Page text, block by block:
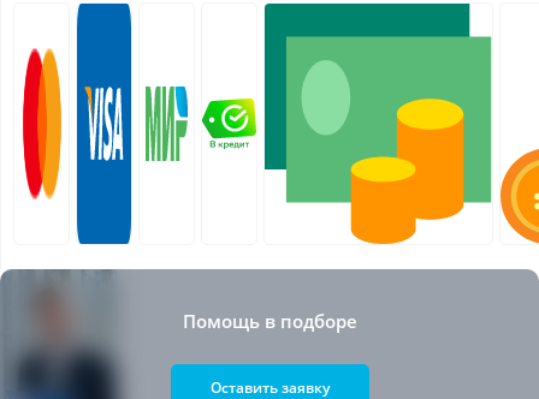
Помощь в подборе
Оставить заявку